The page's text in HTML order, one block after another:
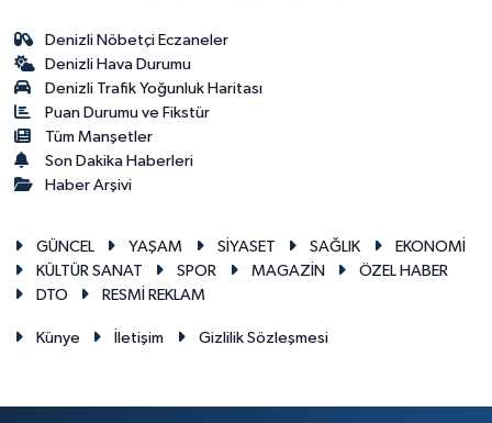
Denizli Nöbetçi Eczaneler
Denizli Hava Durumu
Denizli Trafik Yoğunluk Haritası
Puan Durumu ve Fikstür
Tüm Manşetler
Son Dakika Haberleri
Haber Arşivi
GÜNCEL YAŞAM SİYASET SAĞLIK
EKONOMİ
KÜLTÜR SANAT
SPOR MAGAZİN
ÖZEL HABER
DTO
RESMİ REKLAM
Künye İletişim Gizlilik Sözleşmesi